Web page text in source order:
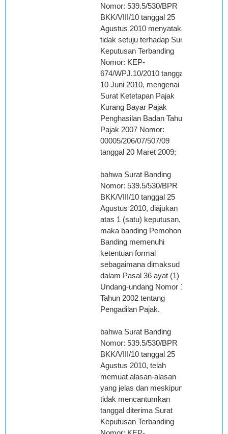
Nomor: 539.5/530/BPR
BKK/VIII/10 tanggal 25
Agustus 2010 menyatakan
tidak setuju terhadap Surat
Keputusan Terbanding
Nomor: KEP-
674/WPJ.10/2010 tanggal
10 Juni 2010, mengenai
Surat Ketetapan Pajak
Kurang Bayar Pajak
Penghasilan Badan Tahun
Pajak 2007 Nomor:
00005/206/07/507/09
tanggal 20 Maret 2009;
bahwa Surat Banding
Nomor: 539.5/530/BPR
BKK/VIII/10 tanggal 25
Agustus 2010, diajukan
atas 1 (satu) keputusan,
maka banding Pemohon
Banding memenuhi
ketentuan formal
sebagaimana dimaksud
dalam Pasal 36 ayat (1)
Undang-undang Nomor 14
Tahun 2002 tentang
Pengadilan Pajak.
bahwa Surat Banding
Nomor: 539.5/530/BPR
BKK/VIII/10 tanggal 25
Agustus 2010, telah
memuat alasan-alasan
yang jelas dan meskipun
tidak mencantumkan
tanggal diterima Surat
Keputusan Terbanding